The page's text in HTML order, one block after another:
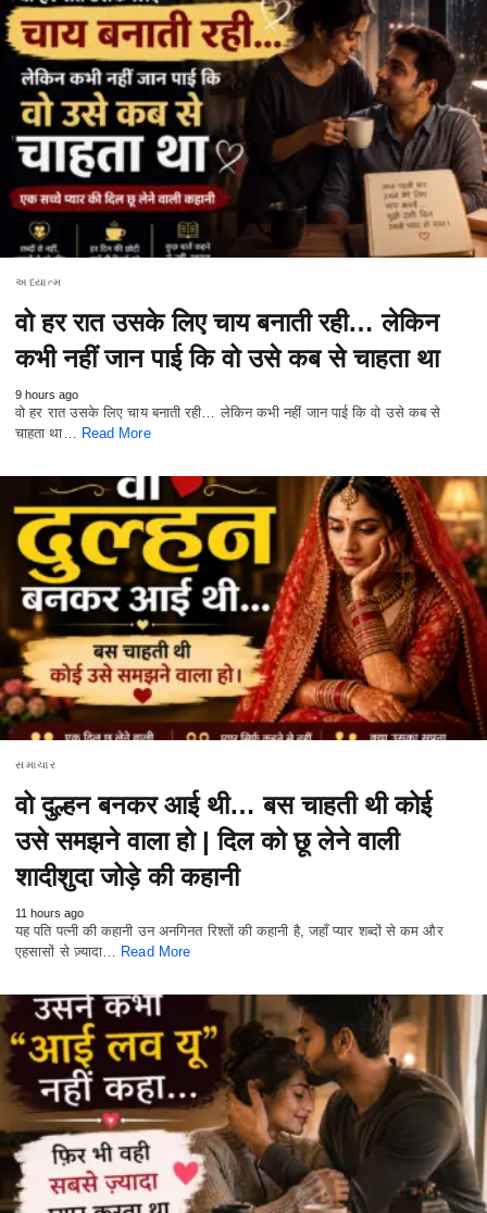
અધ્યાત્મ
वो हर रात उसके लिए चाय बनाती रही… लेकिन
कभी नहीं जान पाई कि वो उसे कब से चाहता था
9 hours ago
वो हर रात उसके लिए चाय बनाती रही… लेकिन कभी नहीं जान पाई कि वो उसे कब से
चाहता था…
Read More
સમાચાર
वो दुल्हन बनकर आई थी… बस चाहती थी कोई
उसे समझने वाला हो | दिल को छू लेने वाली
शादीशुदा जोड़े की कहानी
11 hours ago
यह पति पत्नी की कहानी उन अनगिनत रिश्तों की कहानी है, जहाँ प्यार शब्दों से कम और
एहसासों से ज़्यादा… Read More